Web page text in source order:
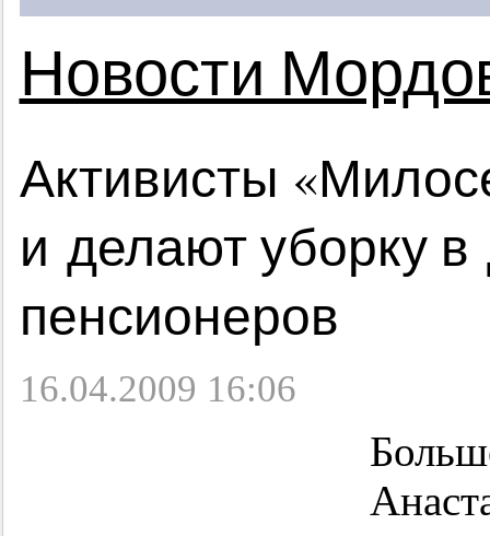
Новости
Активисты
и делают уборку
пенсионеров
16.04.2009 16:06